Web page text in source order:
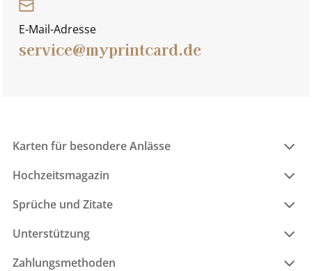
E-Mail-Adresse
service@myprintcard.de
Karten für besondere Anlässe
Hochzeitsmagazin
Sprüche und Zitate
Unterstützung
Zahlungsmethoden